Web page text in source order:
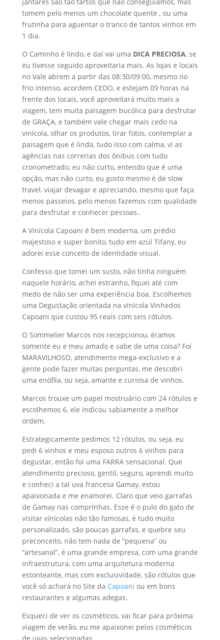
tomem pelo menos um chocolate quente , ou uma
frutinha para aguentar o tranco de tantos vinhos em
1 dia.
O Caminho é lindo, e daí vai uma DICA PRECIOSA, se
eu tivesse seguido aproveitaria mais. As lojas e locais
no Vale abrem a partir das 08:30/09:00, mesmo no
frio intenso, acordem CEDO, e estejam 09 horas na
frente dos locais, você aproveitará muito mais a
viagem, tem muita paisagem bucólica para desfrutar
de GRAÇA, e também vale chegar mais cedo na
vinícola, olhar os produtos, tirar fotos, contemplar a
paisagem que é linda, tudo isso com calma, vi as
agências nas correrias dos ônibus com tudo
cronometrado, eu não curto, entendo que é uma
opção, mas não curto, eu gosto mesmo é de slow
travel, viajar devagar e apreciando, mesmo que faça
menos passeios, pelo menos fazemos com qualidade
para desfrutar e conhecer pessoas..
A Vinícola Capoani é bem moderna, um prédio
majestoso e super bonito, tudo em azul Tifany, eu
adorei esse conceito de identidade visual.
Confesso que tomei um susto, não tinha ninguém
naquele horário, achei estranho, fiquei até com
medo de não ser uma experiência boa. Escolhemos
uma Degustação orientada na vinícola Vinhedos
Capoani que custou 95 reais com seis rótulos.
O Sommelier Marcos nos recepcionou, éramos
somente eu e meu amado e sabe de uma coisa? Foi
MARAVILHOSO, atendimento mega-exclusivo e a
gente pode fazer muitas perguntas, me descobri
uma enófila, ou seja, amante e curiosa de vinhos.
Marcos trouxe um papel mostruário com 24 rótulos e
escolhemos 6, ele indicou sabiamente a melhor
ordem.
Estrategicamente pedimos 12 rótulos, ou seja, eu
pedi 6 vinhos e meu esposo outros 6 vinhos para
degustar, então foi uma FARRA sensacional. Que
atendimento precioso, gentil, seguro, aprendi muito
e conheci a tal uva francesa Gamay, estou
apaixonada e me enamorei. Claro que veio garrafas
de Gamay nas comprinhas. Esse é o pulo do gato de
visitar vinícolas não tão famosas, é tudo muito
personalizado, são poucas garrafas, e quebre seu
preconceito, não tem nada de “pequena” ou
“artesanal”, é uma grande empresa, com uma grande
infraestrutura, com uma arquitetura moderna
estonteante, mas com exclusividade, são rótulos que
você só achará no Site da Capoani ou em bons
restaurantes e algumas adegas.
Esqueci de ver os cosméticos, vai ficar para próxima
viagem de verão, eu me apaixonei pelos cosméticos